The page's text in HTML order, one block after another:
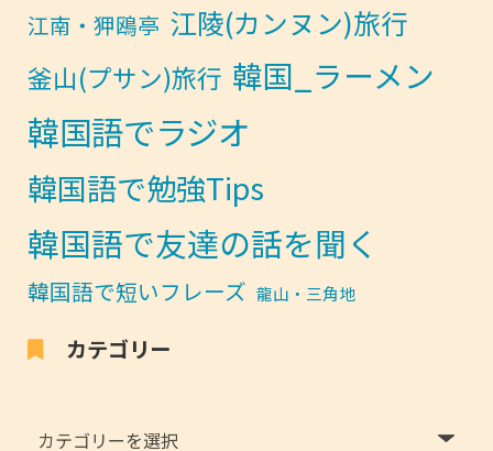
江南・狎鴎亭 江陵(カンヌン)旅行
釜山(プサン)旅行 韓国_ラーメン
韓国語でラジオ
韓国語で勉強Tips
韓国語で友達の話を聞く
韓国語で短いフレーズ 龍山・三角地
カテゴリー